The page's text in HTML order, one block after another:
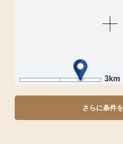
3km
さらに条件